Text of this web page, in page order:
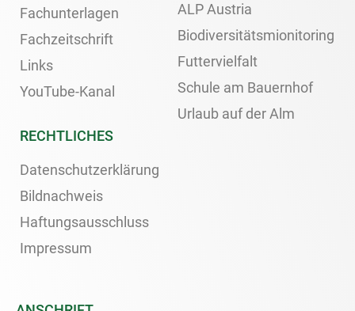
Fachunterlagen
Fachzeitschrift
Links
YouTube-Kanal
ALP Austria
Biodiversitätsmionitoring
Futtervielfalt
Schule am Bauernhof
Urlaub auf der Alm
RECHTLICHES
Datenschutzerklärung
Bildnachweis
Haftungsausschluss
Impressum